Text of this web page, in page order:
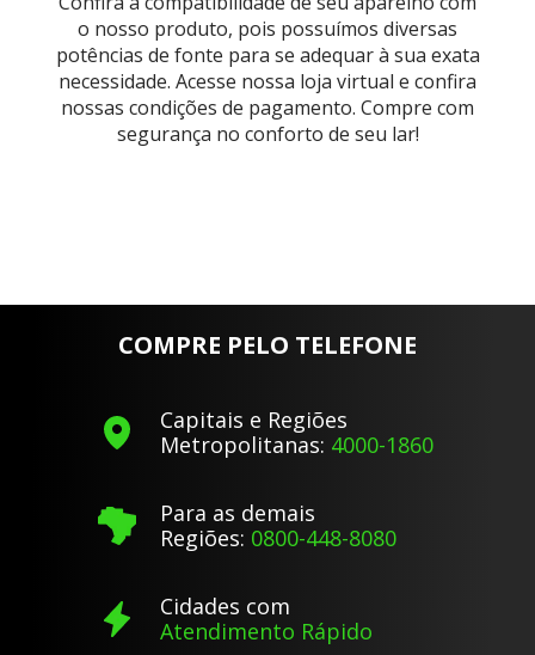
o nosso produto, pois possuímos diversas
potências de fonte para se adequar à sua exata
necessidade. Acesse nossa loja virtual e confira
nossas condições de pagamento. Compre com
segurança no conforto de seu lar!
COMPRE PELO TELEFONE
Capitais e Regiões
Metropolitanas: 4000-1860
Para as demais
Regiões: 0800-448-8080
Cidades com
Atendimento Rápido